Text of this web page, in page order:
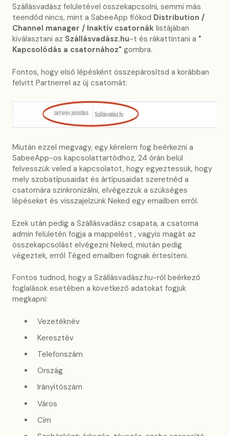
Szállásvadász felületével összekapcsolni, semmi más
teendőd nincs, mint a SabeeApp fiókod Distribution /
Channel manager / Inaktív csatornák listájában
kiválasztani az Szállásvadász.hu-t és rákattintani a "
Kapcsolódás a csatornához" gombra.
Fontos, hogy első lépésként összepárosítsd a korábban
felvitt Partnerrel az új csatornát:
Miután ezzel megvagy, egy kérelem fog beérkezni a
SabeeApp-os kapcsolattartódhoz, 24 órán belül
felvesszük veled a kapcsolatot, hogy egyeztessük, hogy
mely szobatípusaidat és ártípusaidat szeretnéd a
csatornára szinkronizálni, elvégezzük a szükséges
lépéseket és visszajelzünk Neked egy emailben erről.
Ezek után pedig a Szállásvadász csapata, a csatorna
admin felületén fogja a mappelést , vagyis magát az
összekapcsolást elvégezni Neked, miután pedig
végeztek, erről Téged emailben fognak értesíteni.
Fontos tudnod, hogy a Szállásvadász.hu-ról beérkező
foglalások esetében a következő adatokat fogjuk
megkapni:
Vezetéknév
Keresztév
Telefonszám
Ország
Irányítószám
Város
Cím